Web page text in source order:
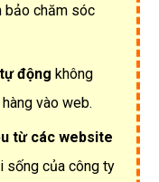
bảo chăm sóc
động không
vào web.
từ các website
sống của công ty